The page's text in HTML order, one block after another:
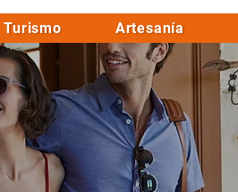
Turismo Artesanía